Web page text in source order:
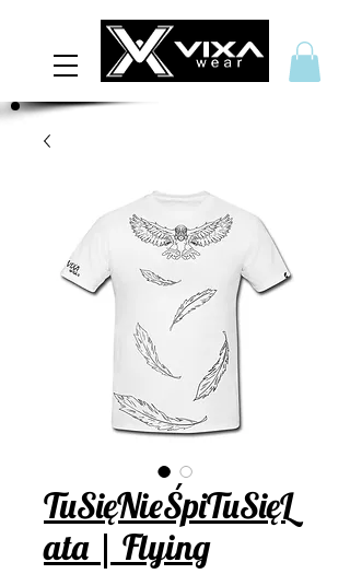
TuSięNieŚpiTuSięL
ata | Flying